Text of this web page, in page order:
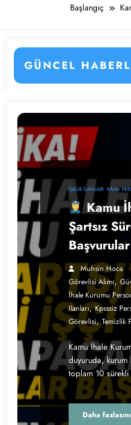
Başlangıç
GÜNCEL
Personel Alımı
İŞKUR İLANLARI KAMU
Kamu
Şartsız
Muhsin Hoca
Görevlisi Alımı,
İhale Kurumu
Ilanları,Kpsssiz
Görevlisi,Temizlik
Kamu İhale
duyuruda,
toplam 10
Daha